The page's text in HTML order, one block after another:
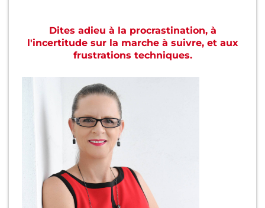
Dites adieu à la procrastination, à
l'incertitude sur la marche à suivre, et aux
frustrations techniques.